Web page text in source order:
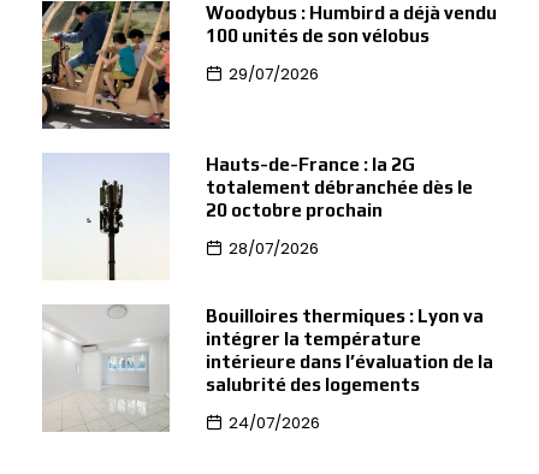
Woodybus : Humbird a déjà vendu
100 unités de son vélobus
29/07/2026
Hauts-de-France : la 2G
totalement débranchée dès le
20 octobre prochain
28/07/2026
Bouilloires thermiques : Lyon va
intégrer la température
intérieure dans l’évaluation de la
salubrité des logements
24/07/2026